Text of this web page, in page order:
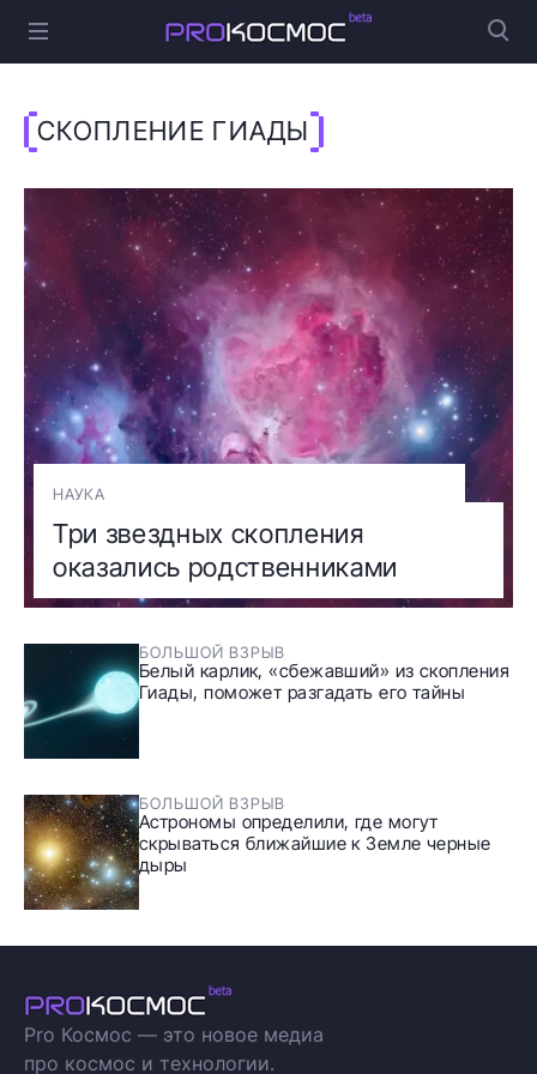
СКОПЛЕНИЕ ГИАДЫ
НАУКА
Три звездных скопления
оказались родственниками
БОЛЬШОЙ ВЗРЫВ
Белый карлик, «сбежавший» из скопления
Гиады, поможет разгадать его тайны
БОЛЬШОЙ ВЗРЫВ
Астрономы определили, где могут
скрываться ближайшие к Земле черные
дыры
Pro Космос — это новое медиа
про космос и технологии.